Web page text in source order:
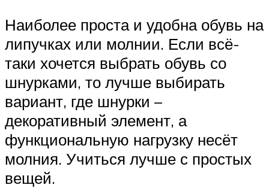
Наиболее проста и удобна обувь на
липучках или молнии. Если всё-
таки хочется выбрать обувь со
шнурками, то лучше выбирать
вариант, где шнурки –
декоративный элемент, а
функциональную нагрузку несёт
молния. Учиться лучше с простых
вещей.